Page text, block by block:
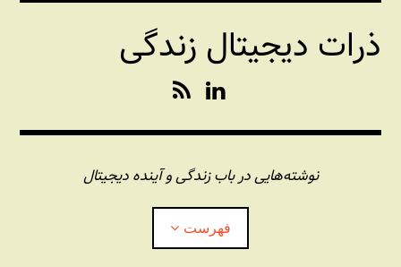
رفتن
محتواذرات دیجیتال زندگی
n
k
e
d
I
n
S
نوشته‌هایی در باب زندگی و آینده دیجیتال
فهرست